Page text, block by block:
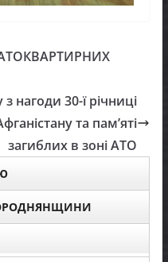
нагоди 30-ї річниці
та пам’яті
загиблих в зоні АТО